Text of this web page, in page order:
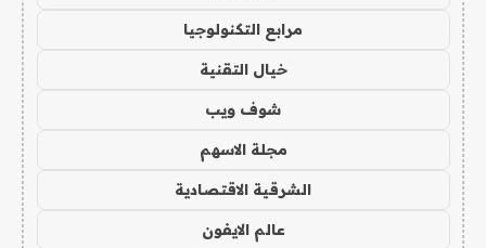
مرابع التكنولوجيا
خيال التقنية
شوف ويب
مجلة الاسهم
الشرقية الاقتصادية
عالم الايفون